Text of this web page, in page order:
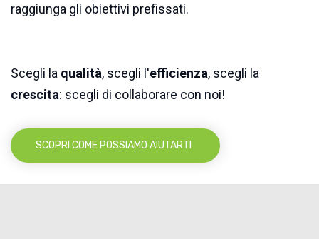
raggiunga gli obiettivi prefissati.
Scegli la qualità, scegli l'efficienza, scegli la
crescita: scegli di collaborare con noi!
SCOPRI COME POSSIAMO AIUTARTI